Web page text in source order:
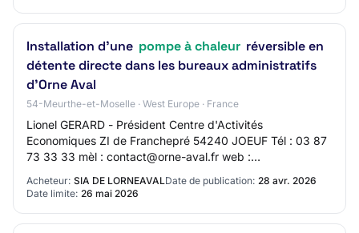
Installation d'une pompe à chaleur réversible en
détente directe dans les bureaux administratifs
d'Orne Aval
54-Meurthe-et-Moselle · West Europe · France
Lionel GERARD - Président Centre d'Activités
Economiques ZI de Franchepré 54240 JOEUF Tél : 03 87
73 33 33 mèl : contact@orne-aval.fr web :
Groupement de…
Acheteur: SIA DE LORNEAVALDate de publication: 28 avr. 2026
Date limite: 26 mai 2026